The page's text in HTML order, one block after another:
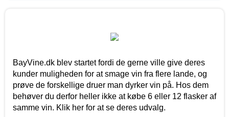
BayVine.dk blev startet fordi de gerne ville give deres
kunder muligheden for at smage vin fra flere lande, og
prøve de forskellige druer man dyrker vin på. Hos dem
behøver du derfor heller ikke at købe 6 eller 12 flasker af
samme vin. Klik her for at se deres udvalg.